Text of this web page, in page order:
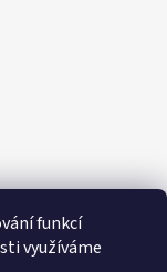
funkcí
využíváme